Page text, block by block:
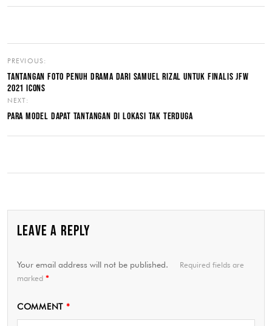
PREVIOUS:
TANTANGAN FOTO PENUH DRAMA DARI SAMUEL RIZAL UNTUK FINALIS JFW
2021 ICONS
NEXT:
PARA MODEL DAPAT TANTANGAN DI LOKASI TAK TERDUGA
LEAVE A REPLY
Your email address will not be published.
Required fields are
marked *
COMMENT *